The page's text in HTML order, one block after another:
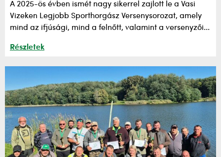
A 2025-ös évben ismét nagy sikerrel zajlott le a Vasi
Vizeken Legjobb Sporthorgász Versenysorozat, amely
mind az ifjúsági, mind a felnőtt, valamint a versenyzői...
Részletek